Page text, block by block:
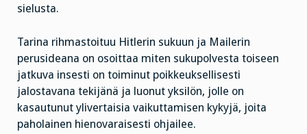
sielusta.
Tarina rihmastoituu Hitlerin sukuun ja Mailerin
perusideana on osoittaa miten sukupolvesta toiseen
jatkuva insesti on toiminut poikkeuksellisesti
jalostavana tekijänä ja luonut yksilön, jolle on
kasautunut ylivertaisia vaikuttamisen kykyjä, joita
paholainen hienovaraisesti ohjailee.